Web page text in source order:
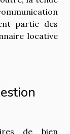
partie des
locative
de bien